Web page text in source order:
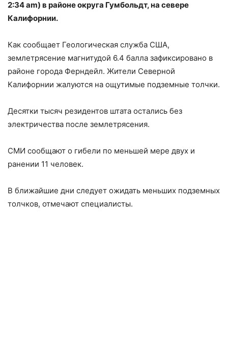
2:34 am) в районе округа Гумбольдт, на севере
Калифорнии.
Как сообщает Геологическая служба США,
землетрясение магнитудой 6.4 балла зафиксировано в
районе города Ферндейл. Жители Северной
Калифорнии жалуются на ощутимые подземные толчки.
Десятки тысяч резидентов штата остались без
электричества после землетрясения.
СМИ сообщают о гибели по меньшей мере двух и
ранении 11 человек.
В ближайшие дни следует ожидать меньших подземных
толчков, отмечают специалисты.